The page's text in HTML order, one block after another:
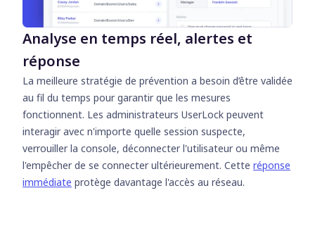
Analyse en temps réel, alertes et
réponse
La meilleure stratégie de prévention a besoin d’être validée
au fil du temps pour garantir que les mesures
fonctionnent. Les administrateurs UserLock peuvent
interagir avec n'importe quelle session suspecte,
verrouiller la console, déconnecter l'utilisateur ou même
l'empêcher de se connecter ultérieurement. Cette réponse
immédiate protège davantage l'accès au réseau.